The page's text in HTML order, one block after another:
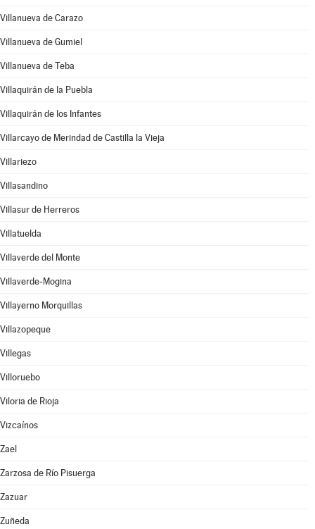
Villanueva de Carazo
Villanueva de Gumiel
Villanueva de Teba
Villaquirán de la Puebla
Villaquirán de los Infantes
Villarcayo de Merindad de Castilla la Vieja
Villariezo
Villasandino
Villasur de Herreros
Villatuelda
Villaverde del Monte
Villaverde-Mogina
Villayerno Morquillas
Villazopeque
Villegas
Villoruebo
Viloria de Rioja
Vizcaínos
Zael
Zarzosa de Río Pisuerga
Zazuar
Zuñeda